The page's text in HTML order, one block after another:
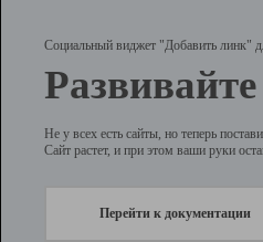
Социальный виджет "Добавить линк"
Не у всех есть сайты, но теперь
Сайт растет, и при этом ваши руки
Перейти к документации